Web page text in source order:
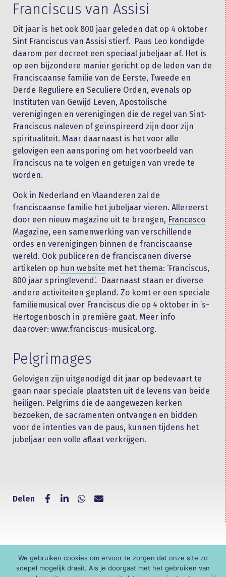
Franciscus van Assisi
Dit jaar is het ook 800 jaar geleden dat op 4 oktober
Sint Franciscus van Assisi stierf. Paus Leo kondigde
daarom per decreet een speciaal jubeljaar af. Het is
op een bijzondere manier gericht op de leden van de
Franciscaanse familie van de Eerste, Tweede en
Derde Reguliere en Seculiere Orden, evenals op
Instituten van Gewijd Leven, Apostolische
verenigingen en verenigingen die de regel van Sint-
Franciscus naleven of geïnspireerd zijn door zijn
spiritualiteit. Maar daarnaast is het voor alle
gelovigen een aansporing om het voorbeeld van
Franciscus na te volgen en getuigen van vrede te
worden.
Ook in Nederland en Vlaanderen zal de
franciscaanse familie het jubeljaar vieren. Allereerst
door een nieuw magazine uit te brengen, Francesco
Magazine, een samenwerking van verschillende
ordes en verenigingen binnen de franciscaanse
wereld. Ook publiceren de franciscanen diverse
artikelen op hun website met het thema: ‘Franciscus,
800 jaar springlevend’. Daarnaast staan er diverse
andere activiteiten gepland. Zo komt er een speciale
familiemusical over Franciscus die op 4 oktober in ’s-
Hertogenbosch in première gaat. Meer info
daarover: www.franciscus-musical.org.
Pelgrimages
Gelovigen zijn uitgenodigd dit jaar op bedevaart te
gaan naar speciale plaatsten uit de levens van beide
heiligen. Pelgrims die de aangewezen kerken
bezoeken, de sacramenten ontvangen en bidden
voor de intenties van de paus, kunnen tijdens het
jubeljaar een volle aflaat verkrijgen.
Delen
© KNR
We gebruiken cookies om ervoor te zorgen dat onze site zo
soepel mogelijk draait. Als je doorgaat met het gebruiken van